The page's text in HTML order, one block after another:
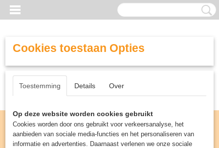
Cookies toestaan Opties
Toestemming Details Over
Op deze website worden cookies gebruikt
Cookies worden door ons gebruikt voor verkeersanalyse, het
aanbieden van sociale media-functies en het personaliseren van
informatie en advertenties. Daarnaast verlenen we onze sociale